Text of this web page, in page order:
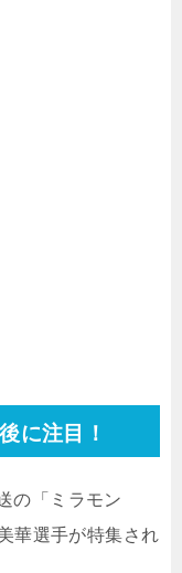
に注目！
の「ミラモン
華選手が特集され